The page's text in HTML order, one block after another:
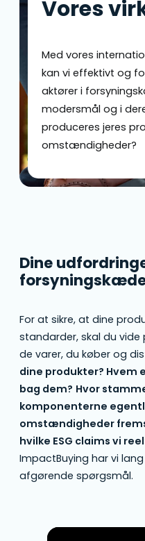
Vores
Med vores
kan vi effektivt og
aktører i
modersmål og i
produceres jeres
omstændigheder?
Dine
For at sikre, at dine
standarder, skal du
de varer, du køber og
dine produkter? Hvem
bag dem? Hvor
komponenterne
omstændigheder
hvilke ESG claims vi
ImpactBuying har vi
afgørende spørgsmål.